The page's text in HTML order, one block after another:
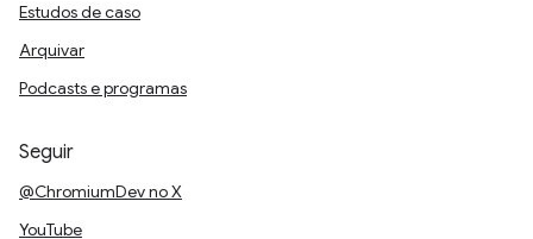
Estudos de caso
Arquivar
Podcasts e programas
Seguir
@ChromiumDev no X
YouTube